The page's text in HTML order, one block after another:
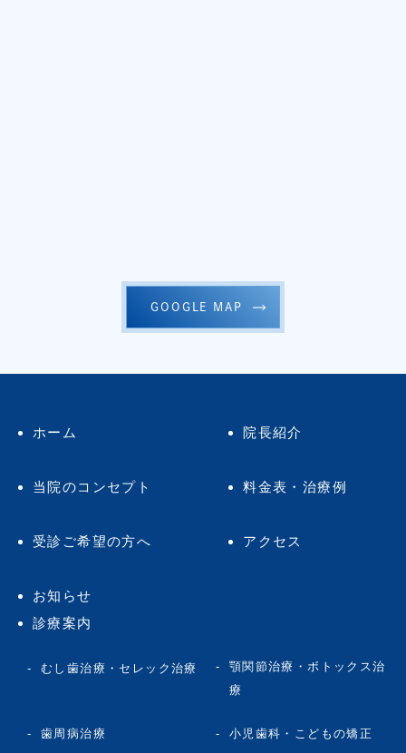
GOOGLE MAP
ホーム 院長紹介
当院のコンセプト 料金表・治療例
受診ご希望の方へ アクセス
お知らせ
診療案内
むし歯治療・セレック治療
顎関節治療・ボトックス治
療
歯周病治療 小児歯科・こどもの矯正